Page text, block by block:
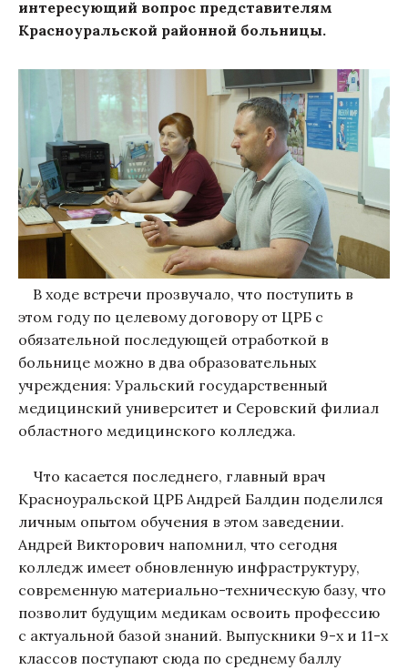
интересующий вопрос представителям
Красноуральской районной больницы.
В ходе встречи прозвучало, что поступить в
этом году по целевому договору от ЦРБ с
обязательной последующей отработкой в
больнице можно в два образовательных
учреждения: Уральский государственный
медицинский университет и Серовский филиал
областного медицинского колледжа.
Что касается последнего, главный врач
Красноуральской ЦРБ Андрей Балдин поделился
личным опытом обучения в этом заведении.
Андрей Викторович напомнил, что сегодня
колледж имеет обновленную инфраструктуру,
современную материально-техническую базу, что
позволит будущим медикам освоить профессию
с актуальной базой знаний. Выпускники 9-х и 11-х
классов поступают сюда по среднему баллу